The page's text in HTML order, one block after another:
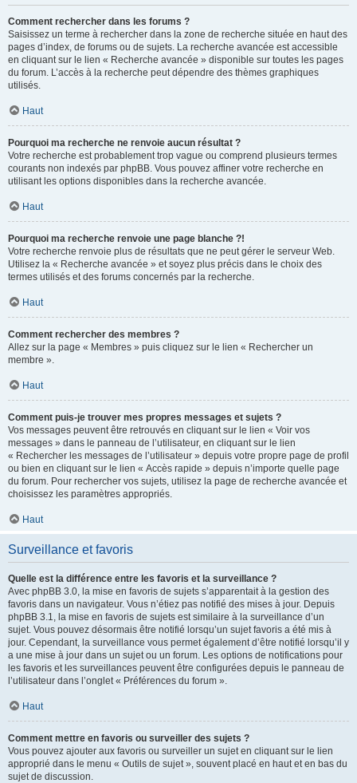
Comment rechercher dans les forums ?
Saisissez un terme à rechercher dans la zone de recherche située en haut des
pages d’index, de forums ou de sujets. La recherche avancée est accessible
en cliquant sur le lien « Recherche avancée » disponible sur toutes les pages
du forum. L’accès à la recherche peut dépendre des thèmes graphiques
utilisés.
Haut
Pourquoi ma recherche ne renvoie aucun résultat ?
Votre recherche est probablement trop vague ou comprend plusieurs termes
courants non indexés par phpBB. Vous pouvez affiner votre recherche en
utilisant les options disponibles dans la recherche avancée.
Haut
Pourquoi ma recherche renvoie une page blanche ?!
Votre recherche renvoie plus de résultats que ne peut gérer le serveur Web.
Utilisez la « Recherche avancée » et soyez plus précis dans le choix des
termes utilisés et des forums concernés par la recherche.
Haut
Comment rechercher des membres ?
Allez sur la page « Membres » puis cliquez sur le lien « Rechercher un
membre ».
Haut
Comment puis-je trouver mes propres messages et sujets ?
Vos messages peuvent être retrouvés en cliquant sur le lien « Voir vos
messages » dans le panneau de l’utilisateur, en cliquant sur le lien
« Rechercher les messages de l’utilisateur » depuis votre propre page de profil
ou bien en cliquant sur le lien « Accès rapide » depuis n’importe quelle page
du forum. Pour rechercher vos sujets, utilisez la page de recherche avancée et
choisissez les paramètres appropriés.
Haut
Surveillance et favoris
Quelle est la différence entre les favoris et la surveillance ?
Avec phpBB 3.0, la mise en favoris de sujets s’apparentait à la gestion des
favoris dans un navigateur. Vous n’étiez pas notifié des mises à jour. Depuis
phpBB 3.1, la mise en favoris de sujets est similaire à la surveillance d’un
sujet. Vous pouvez désormais être notifié lorsqu’un sujet favoris a été mis à
jour. Cependant, la surveillance vous permet également d’être notifié lorsqu’il y
a une mise à jour dans un sujet ou un forum. Les options de notifications pour
les favoris et les surveillances peuvent être configurées depuis le panneau de
l’utilisateur dans l’onglet « Préférences du forum ».
Haut
Comment mettre en favoris ou surveiller des sujets ?
Vous pouvez ajouter aux favoris ou surveiller un sujet en cliquant sur le lien
approprié dans le menu « Outils de sujet », souvent placé en haut et en bas du
sujet de discussion.